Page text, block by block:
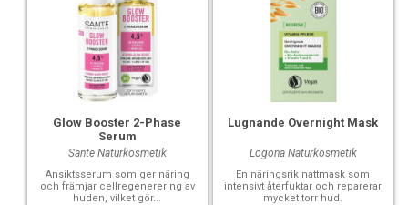
Glow Booster 2-Phase
Serum
Sante Naturkosmetik
Ansiktsserum som ger näring
och främjar cellregenerering av
huden, vilket gör...
Lugnande Overnight Mask
Logona Naturkosmetik
En näringsrik nattmask som
intensivt återfuktar och reparerar
mycket torr hud.